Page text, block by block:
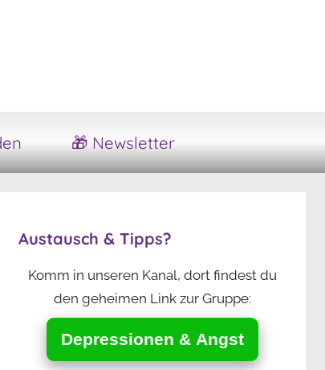
🎁 Newsletter
Austausch & Tipps?
Komm in unseren Kanal, dort findest du
den geheimen Link zur Gruppe:
Depressionen & Angst